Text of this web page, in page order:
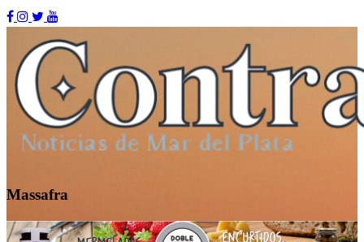
Skip
content
Contraste MDP
Massafra